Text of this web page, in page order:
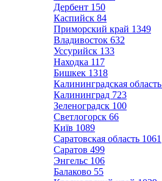
Дербент 150
Каспийск 84
Приморский край 1349
Владивосток 632
Уссурийск 133
Находка 117
Бишкек 1318
Калининградская область
Калининград 723
Зеленоградск 100
Светлогорск 66
Київ 1089
Саратовская область 1061
Саратов 499
Энгельс 106
Балаково 55